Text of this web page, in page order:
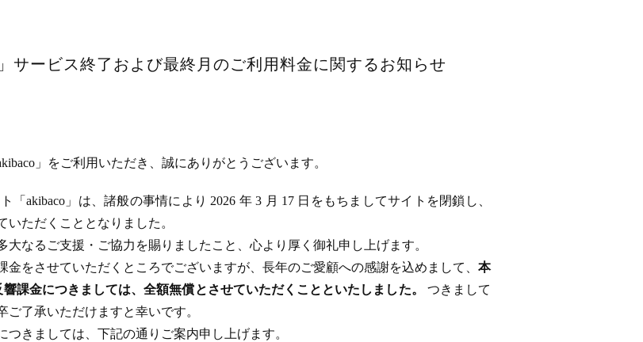
サービス終了および最終月のご利用料金に関するお知らせ
」をご利用いただき、誠にありがとうございます。
akibaco」は、諸般の事情により 2026 年 3 月 17 日をもちましてサイトを閉鎖し、
ただくこととなりました。
なるご支援・ご協力を賜りましたこと、心より厚く御礼申し上げます。
をさせていただくところでございますが、長年のご愛顧への感謝を込めまして、 本
課金につきましては、全額無償とさせていただくことといたしました。 つきまして
了承いただけますと幸いです。
きましては、下記の通りご案内申し上げます。